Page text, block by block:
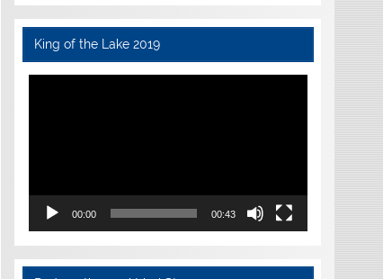
King of the Lake 2019
Video-
00:00 00:43